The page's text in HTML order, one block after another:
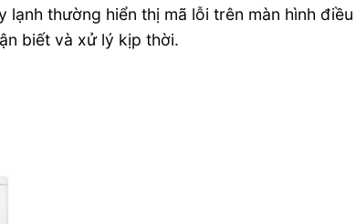
lạnh thường hiển thị mã lỗi trên màn hình điều
biết và xử lý kịp thời.